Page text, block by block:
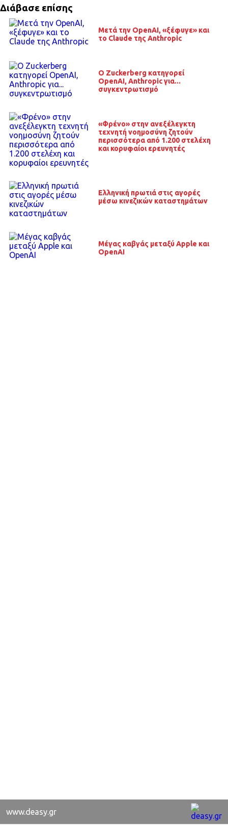
Διάβασε επίσης
Μετά την OpenAI, «ξέφυγε» και
το Claude της Anthropic
O Zuckerberg κατηγορεί
OpenAI, Anthropic για...
συγκεντρωτισμό
«Φρένο» στην ανεξέλεγκτη
τεχνητή νοημοσύνη ζητούν
περισσότερα από 1.200 στελέχη
και κορυφαίοι ερευνητές
Ελληνική πρωτιά στις αγορές
μέσω κινεζικών καταστημάτων
Μέγας καβγάς μεταξύ Apple και
OpenAI
www.deasy.gr